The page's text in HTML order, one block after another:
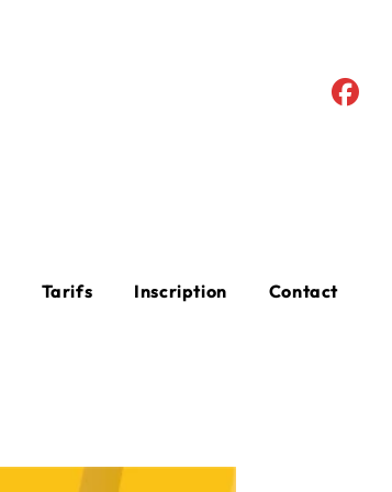
Tarifs Inscription Contact